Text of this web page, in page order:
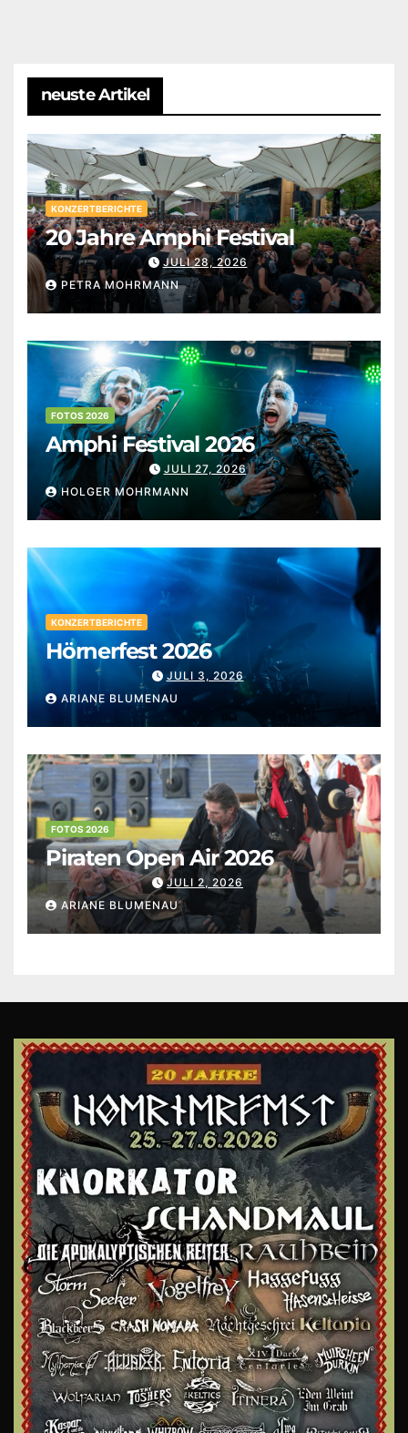
neuste Artikel
KONZERTBERICHTE
20 Jahre Amphi Festival
JULI 28, 2026
PETRA MOHRMANN
FOTOS 2026
Amphi Festival 2026
JULI 27, 2026
HOLGER MOHRMANN
KONZERTBERICHTE
Hörnerfest 2026
JULI 3, 2026
ARIANE BLUMENAU
FOTOS 2026
Piraten Open Air 2026
JULI 2, 2026
ARIANE BLUMENAU